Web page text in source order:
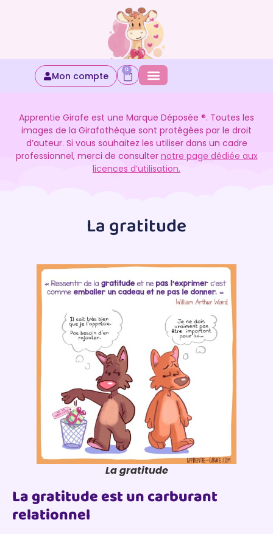
Mon compte
0
Apprentie Girafe est une Marque Déposée ®. Toutes les
images de la Girafothèque sont protégées par le droit
d’auteur. Si vous souhaitez les utiliser dans un cadre
professionnel, merci de consulter notre page dédiée aux
licences d’utilisation.
La gratitude
La gratitude
La gratitude est un carburant
relationnel